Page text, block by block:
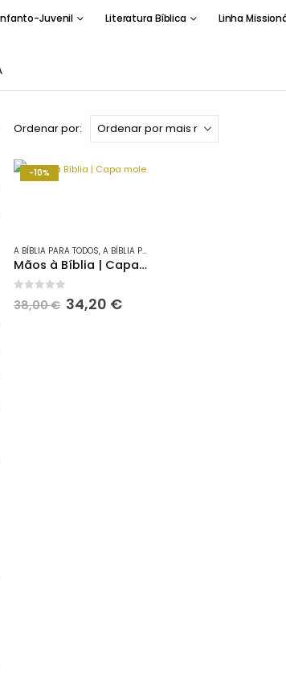
Juvenil Literatura Bíblica Linha
Ordenar por:
-10%
A BÍBLIA PARA TODOS, A BÍBLIA PARA TODOS
Mãos à Bíblia | Capa mole
out of 5
38,00€ O
preço
34,20 €O